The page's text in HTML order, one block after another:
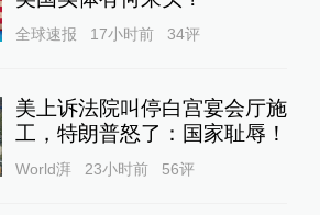
全球速报 17小时前 34评
美上诉法院叫停白宫宴会厅施
工，特朗普怒了：国家耻辱！
World湃 23小时前 56评